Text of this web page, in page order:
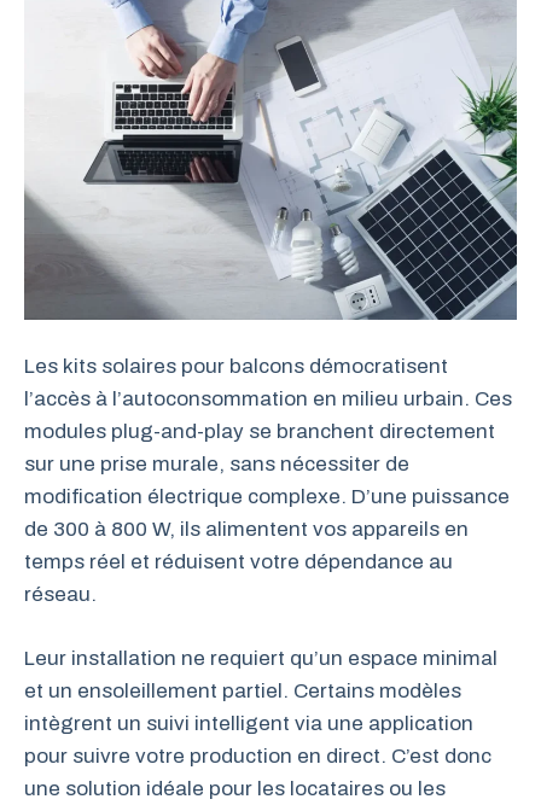
Les kits solaires pour balcons démocratisent
l’accès à l’autoconsommation en milieu urbain. Ces
modules plug-and-play se branchent directement
sur une prise murale, sans nécessiter de
modification électrique complexe. D’une puissance
de 300 à 800 W, ils alimentent vos appareils en
temps réel et réduisent votre dépendance au
réseau.
Leur installation ne requiert qu’un espace minimal
et un ensoleillement partiel. Certains modèles
intègrent un suivi intelligent via une application
pour suivre votre production en direct. C’est donc
une solution idéale pour les locataires ou les